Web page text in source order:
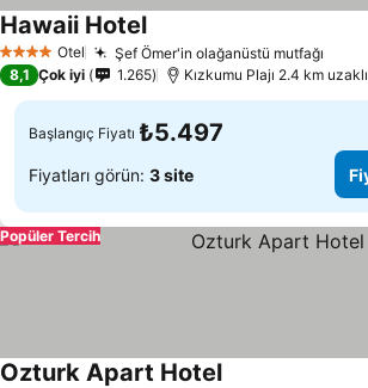
4 Yıldız Otel Şef Ömer'in olağanüstü mutfağı
Hawaii Hotel
8,1 Çok iyi 1.265 Kızkumu Plajı 2.4 km
Başlangıç Fiyatı ₺5.497
Fiyatları görün: 3 site
Popüler Tercih
Ozturk Apart Hotel